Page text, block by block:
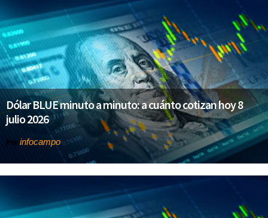
Dólar BLUE minuto a minuto: a cuánto cotizan hoy 8
julio 2026
Por infocampo